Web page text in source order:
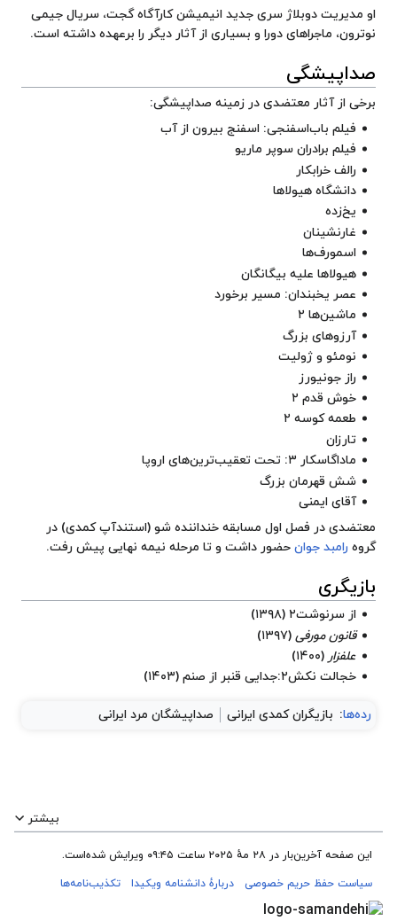
او مدیریت دوبلاژ سری جدید انیمیشن کارآگاه گجت، سریال جیمی
نوترون، ماجراهای دورا و بسیاری از آثار دیگر را برعهده داشته است.
صداپیشگی
برخی از آثار معتضدی در زمینه صداپیشگی:
فیلم باب‌اسفنجی: اسفنج بیرون از آب
فیلم برادران سوپر ماریو
رالف خرابکار
دانشگاه هیولاها
یخ‌زده
غارنشینان
اسمورف‌ها
هیولاها علیه بیگانگان
عصر یخبندان: مسیر برخورد
ماشین‌ها ۲
آرزوهای بزرگ
نومئو و ژولیت
راز جونیورز
خوش قدم ۲
طعمه کوسه ۲
تارزان
ماداگاسکار ۳
: تحت تعقیب‌ترین‌های اروپا
شش قهرمان بزرگ
آقای ایمنی
معتضدی در فصل اول مسابقه خنداننده شو (استندآپ کمدی) در
گروه رامبد جوان حضور داشت و تا مرحله نیمه نهایی پیش رفت.
بازیگری
از سرنوشت۲
(۱۳۹۸)
قانون مورفی (۱۳۹۷)
علفزار (۱۴۰۰)
خجالت نکش۲ :جدایی قنبر از صنم (۱۴۰۳)
رده‌ها: بازیگران کمدی ایرانی صداپیشگان مرد ایرانی
بیشتر
این صفحه آخرین‌بار در ‏۲۸ مهٔ ۲۰۲۵ ساعت ‏۰۹:۴۵ ویرایش شده‌است.
سیاست حفظ حریم خصوصی
دربارهٔ دانشنامه ویکیدا تکذیب‌نامه‌ها